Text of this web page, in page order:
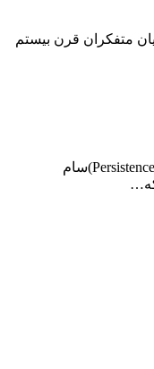
متفکران قرن بیستم
توضیح عکس: سالوادور دالی (Persistence of Memory)سام